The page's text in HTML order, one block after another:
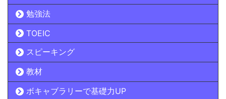
勉強法
TOEIC
スピーキング
教材
ボキャブラリーで基礎力UP